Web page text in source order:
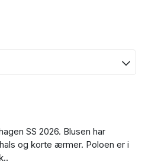
SS 2026. Blusen har
og korte ærmer. Poloen er i